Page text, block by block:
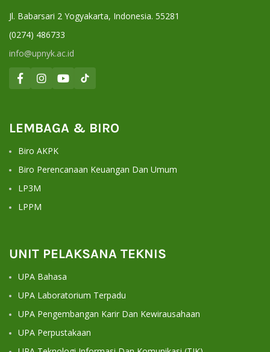
Jl. Babarsari 2 Yogyakarta, Indonesia. 55281
(0274) 486733
info@upnyk.ac.id
LEMBAGA & BIRO
Biro AKPK
Biro Perencanaan Keuangan Dan Umum
LP3M
LPPM
UNIT PELAKSANA TEKNIS
UPA Bahasa
UPA Laboratorium Terpadu
UPA Pengembangan Karir Dan Kewirausahaan
UPA Perpustakaan